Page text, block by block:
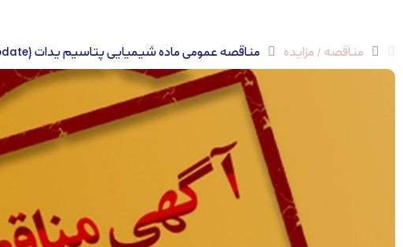
مناقصه / مزایده مناقصه عمومی ماده شیمیایی پتاسیم یدات (Potassium iodate) – *پایان یافت*